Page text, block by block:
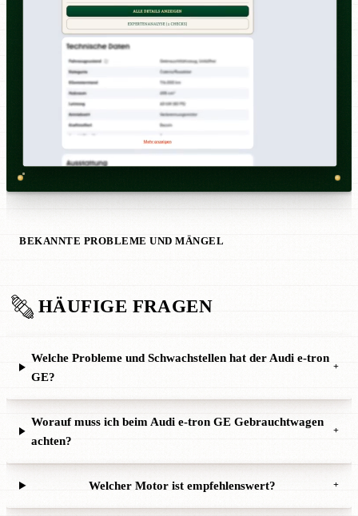
BEKANNTE PROBLEME UND MÄNGEL
HÄUFIGE FRAGEN
Welche Probleme und Schwachstellen hat der Audi e-tron
GE?
+
Worauf muss ich beim Audi e-tron GE Gebrauchtwagen
achten?
+
Welcher Motor ist empfehlenswert? +